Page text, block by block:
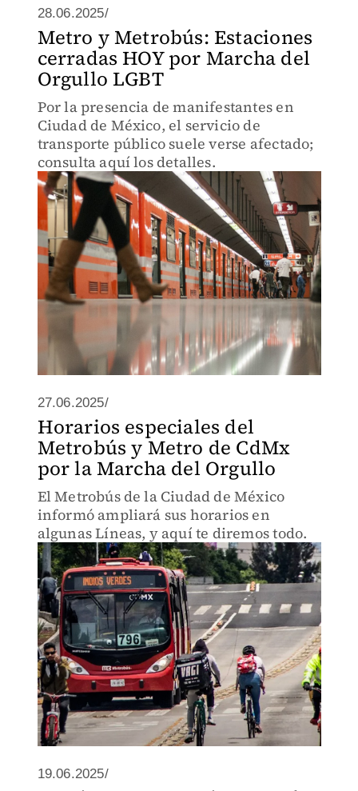
28.06.2025/
Metro y Metrobús: Estaciones
cerradas HOY por Marcha del
Orgullo LGBT
Por la presencia de manifestantes en
Ciudad de México, el servicio de
transporte público suele verse afectado;
consulta aquí los detalles.
27.06.2025/
Horarios especiales del
Metrobús y Metro de CdMx
por la Marcha del Orgullo
El Metrobús de la Ciudad de México
informó ampliará sus horarios en
algunas Líneas, y aquí te diremos todo.
19.06.2025/